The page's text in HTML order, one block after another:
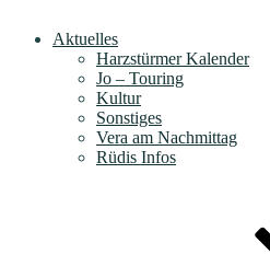
Aktuelles
Harzstürmer Kalender
Jo – Touring
Kultur
Sonstiges
Vera am Nachmittag
Rüdis Infos